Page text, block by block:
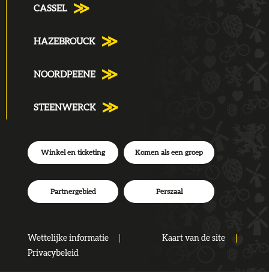
CASSEL
HAZEBROUCK
NOORDPEENE
STEENWERCK
Wettelijke informatie
Kaart van de site
Privacybeleid
Winkel en ticketing Komen als een groep
Partnergebied Perszaal